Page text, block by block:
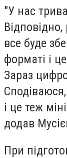
"У нас
все буде
форматі і
Зараз
і це теж
додав
При